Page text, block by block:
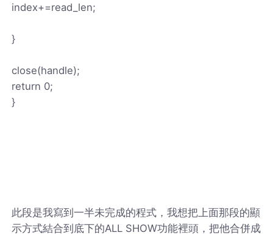
index+=read_len;
}
close(handle);
return 0;
}
此段是我寫到一半未完成的程式，我想把上面那段的顯
示方式結合到底下的ALL SHOW功能裡頭，把他合併成